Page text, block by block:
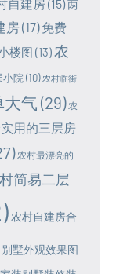
自建房(15)两
房(17) 免费
楼图 (13)农
小院(10) 农村临街
大气 (29) 农
用的三层房
农村最漂亮的
简易二层
农村自建房合
别墅外观效果图